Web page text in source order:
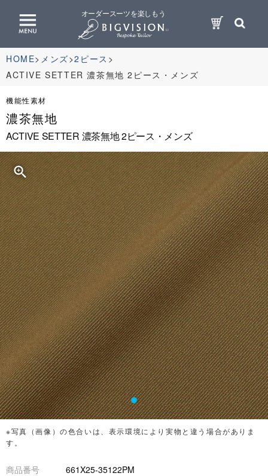
オーダースーツを楽しもう
HOME メンズ 2ピース
ACTIVE SETTER 濃茶無地 2ピース・メンズ
機能性素材
濃茶無地
ACTIVE SETTER 濃茶無地 2ピース・メンズ
zoom_in
※写真（画像）の色合いは、表示環境により実物と違う場合がありま
す。
商品番号
661X25-35122PM